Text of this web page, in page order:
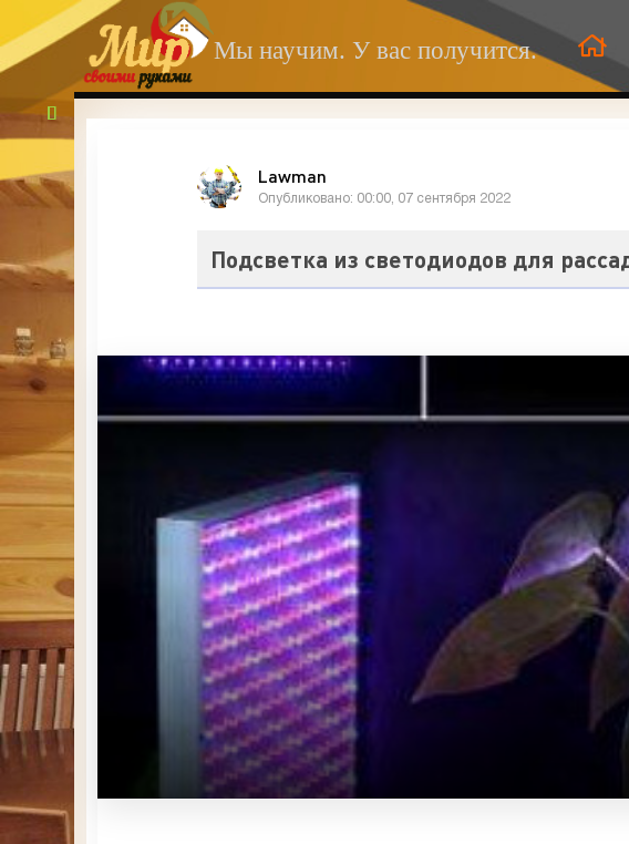
Мы научим. У вас получится.
Lawman
Опубликовано: 00:00, 07 сентября 2022
Подсветка из светодиодов для